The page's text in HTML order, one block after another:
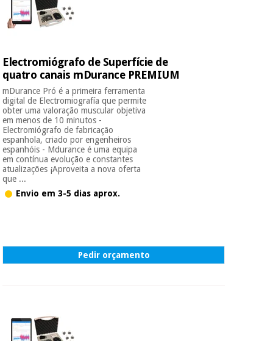
Instrumental
cirúrgico
(liquidação)
Vestuário
sanitário
Veterinária
Ortopedia
Instrumental
cirúrgico
(liquidação)
Electromiógrafo de Superfície de
quatro canais mDurance PREMIUM
mDurance Pró é a primeira ferramenta
digital de Electromiografía que permite
obter uma valoração muscular objetiva
em menos de 10 minutos -
Electromiógrafo de fabricação
espanhola, criado por engenheiros
espanhóis - Mdurance é uma equipa
em contínua evolução e constantes
atualizações ¡Aproveita a nova oferta
que ...
Envio em 3-5 dias aprox.
Pedir orçamento